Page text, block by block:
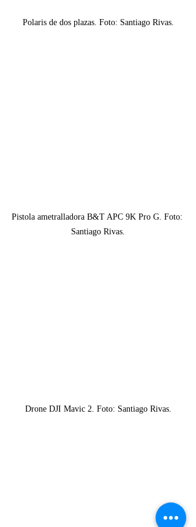
Polaris de dos plazas. Foto: Santiago Rivas.
Pistola ametralladora B&T APC 9K Pro G. Foto:
Santiago Rivas.
Drone DJI Mavic 2. Foto: Santiago Rivas.